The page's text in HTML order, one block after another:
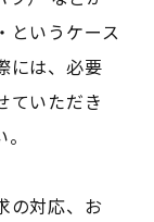
というケース
には、必要
ていただき
の対応、お